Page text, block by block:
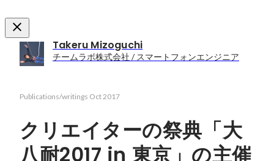
Takeru Mizoguchi
チームラボ株式会社 / スマートフォンエンジニア
Publications/writings Oct 2017
クリエイターの祭典「大
八耐2017 in 東京」の主催